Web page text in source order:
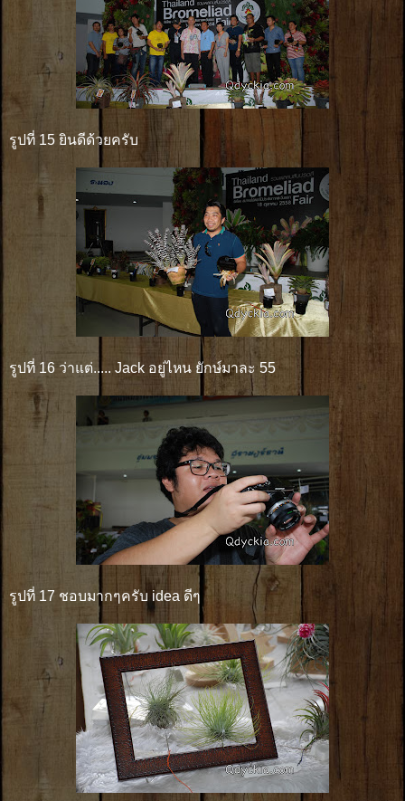
รูปที่ 15 ยินดีด้วยครับ
รูปที่ 16 ว่าแต่..... Jack อยู่ไหน ยักษ์มาละ 55
รูปที่ 17 ชอบมากๆครับ idea ดีๆ